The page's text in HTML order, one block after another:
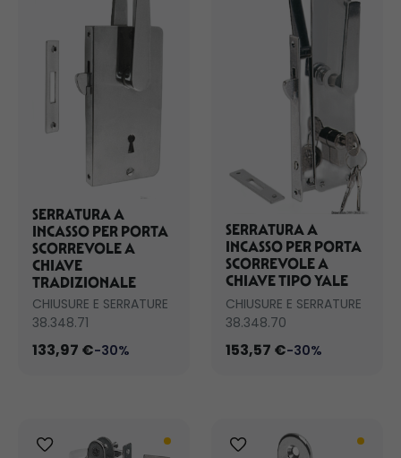
SERRATURA A
INCASSO PER PORTA
SCORREVOLE A
CHIAVE
TRADIZIONALE
CHIUSURE E SERRATURE
38.348.71
133,97 €-30%
SERRATURA A
INCASSO PER PORTA
SCORREVOLE A
CHIAVE TIPO YALE
CHIUSURE E SERRATURE
38.348.70
153,57 €-30%